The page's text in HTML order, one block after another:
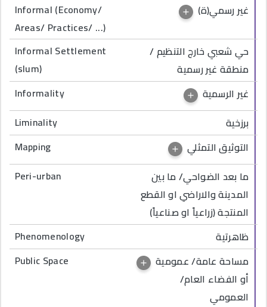
Informal (Economy/
Areas/ Practices/ ...)
غير رسمي(ة)
Informal Settlement
(slum)
حي شعبي خارج التنظيم /
منطقة غير رسمية
Informality
غير الرسمية
Liminality
برزخية
Mapping
التوثيق التمثلي
Peri-urban
ما بعد الضواحي/ ما بين
المدينة والاراضي او القطع
المنتجة (زراعياً او صناعياً)
Phenomenology
ظاهرتية
Public Space
مساحة عامة/ عمومية
أو الفضاء العام/
العمومي